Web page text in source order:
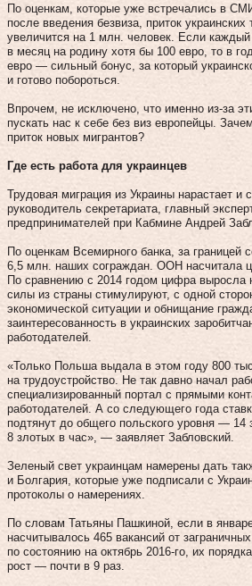
По оценкам, которые уже встречались в
после введения безвиза, приток
увеличится на 1 млн. человек. Если
в месяц на родину хотя бы 100 евро, то в
евро — сильный бонус, за который
и готово побороться.
Впрочем, не исключено, что именно из-за
пускать нас к себе без виз европейцы.
приток новых мигрантов?
Где есть работа для украинцев
Трудовая миграция из Украины нарастает и
руководитель секретариата, главный
предпринимателей при Кабмине Андрей
По оценкам Всемирного банка, за границей
6,5 млн. наших сограждан. ООН насчитала
По сравнению с 2014 годом цифра выросла
силы из страны стимулируют, с одной
экономической ситуации и обнищание
заинтересованность в украинских
работодателей.
«Только Польша выдала в этом году 800
на трудоустройство. Не так давно начал
специализированный портал с прямыми
работодателей. А со следующего года
подтянут до общего польского уровня —
8 злотых в час», — заявляет Забловский.
Зеленый свет украинцам намерены дать
и Болгария, которые уже подписали с
протоколы о намерениях.
По словам Татьяны Пашкиной, если в
насчитывалось 465 вакансий от
по состоянию на октябрь 2016-го, их
рост — почти в 9 раз.